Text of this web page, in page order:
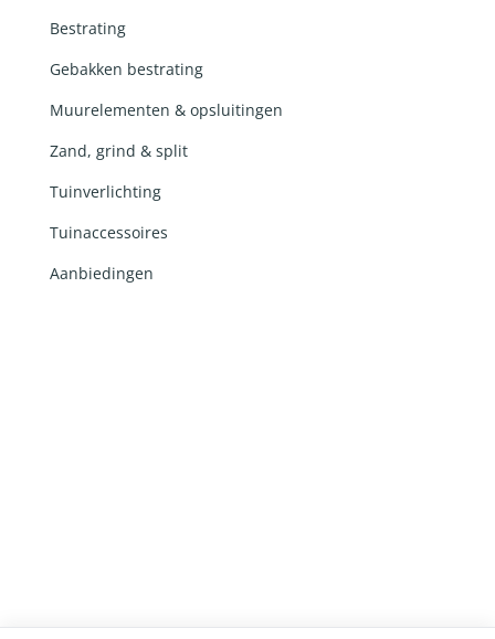
Producten
Bestrating
Gebakken bestrating
Muurelementen & opsluitingen
Zand, grind & split
Tuinverlichting
Tuinaccessoires
Aanbiedingen